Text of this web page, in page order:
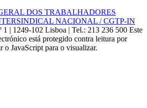
DOS TRABALHADORES
NACIONAL / CGTP-IN
| 1249-102 Lisboa | Tel.: 213 236 500 Este
está protegido contra leitura por
o JavaScript para o visualizar.